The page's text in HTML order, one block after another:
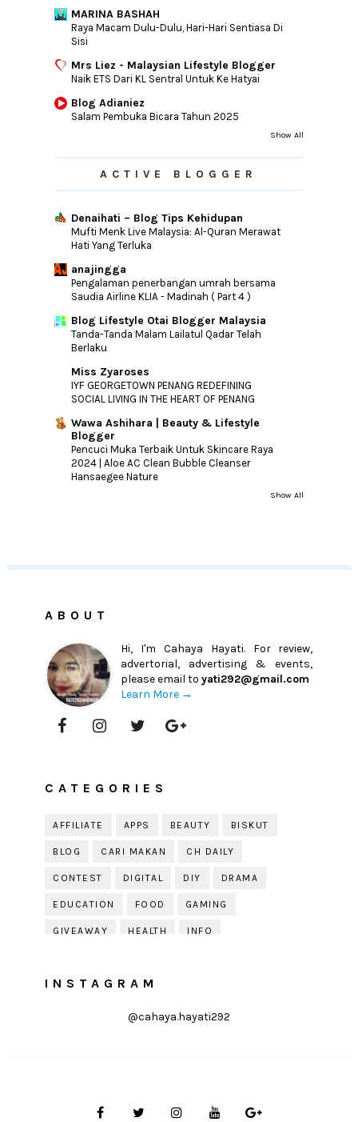
MARINA BASHAH
Raya Macam Dulu-Dulu, Hari-Hari Sentiasa Di
Sisi
Mrs Liez - Malaysian Lifestyle Blogger
Naik ETS Dari KL Sentral Untuk Ke Hatyai
Blog Adianiez
Salam Pembuka Bicara Tahun 2025
Show All
ACTIVE BLOGGER
Denaihati – Blog Tips Kehidupan
Mufti Menk Live Malaysia: Al-Quran Merawat
Hati Yang Terluka
anajingga
Pengalaman penerbangan umrah bersama
Saudia Airline KLIA - Madinah ( Part 4 )
Blog Lifestyle Otai Blogger Malaysia
Tanda-Tanda Malam Lailatul Qadar Telah
Berlaku
Miss Zyaroses
IYF GEORGETOWN PENANG REDEFINING
SOCIAL LIVING IN THE HEART OF PENANG
Wawa Ashihara | Beauty & Lifestyle
Blogger
Pencuci Muka Terbaik Untuk Skincare Raya
2024 | Aloe AC Clean Bubble Cleanser
Hansaegee Nature
Show All
ABOUT
Hi, I'm Cahaya Hayati. For review,
advertorial, advertising & events,
please email toyati292@gmail.com
Learn More →
CATEGORIES
AFFILIATE APPS BEAUTY BISKUT
BLOG CARI MAKAN CH DAILY
CONTEST DIGITAL DIY DRAMA
EDUCATION FOOD GAMING
GIVEAWAY HEALTH INFO
KISAH KEHIDUPAN
LELAKI
PRODUCT REVIEW PUDING QOUTE
INSTAGRAM
@cahaya.hayati292